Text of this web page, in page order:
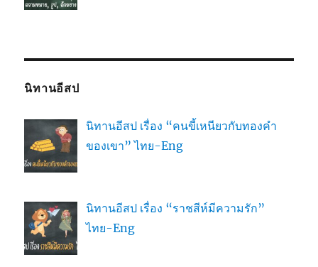
นิทานอีสป
นิทานอีสป เรื่อง “คนขี้เหนียวกับทองคำ
ของเขา” ไทย-Eng
นิทานอีสป เรื่อง “ราชสีห์มีความรัก”
ไทย-Eng